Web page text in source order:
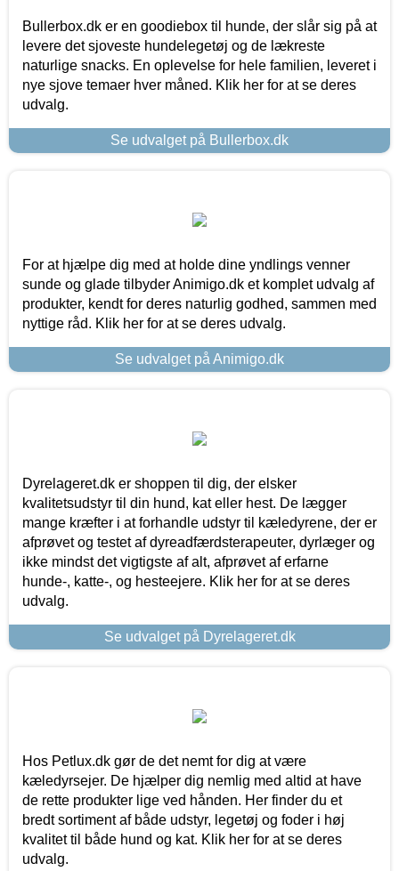
Bullerbox.dk er en goodiebox til hunde, der slår sig på at
levere det sjoveste hundelegetøj og de lækreste
naturlige snacks. En oplevelse for hele familien, leveret i
nye sjove temaer hver måned. Klik her for at se deres
udvalg.
Se udvalget på Bullerbox.dk
For at hjælpe dig med at holde dine yndlings venner
sunde og glade tilbyder Animigo.dk et komplet udvalg af
produkter, kendt for deres naturlig godhed, sammen med
nyttige råd. Klik her for at se deres udvalg.
Se udvalget på Animigo.dk
Dyrelageret.dk er shoppen til dig, der elsker
kvalitetsudstyr til din hund, kat eller hest. De lægger
mange kræfter i at forhandle udstyr til kæledyrene, der er
afprøvet og testet af dyreadfærdsterapeuter, dyrlæger og
ikke mindst det vigtigste af alt, afprøvet af erfarne
hunde-, katte-, og hesteejere. Klik her for at se deres
udvalg.
Se udvalget på Dyrelageret.dk
Hos Petlux.dk gør de det nemt for dig at være
kæledyrsejer. De hjælper dig nemlig med altid at have
de rette produkter lige ved hånden. Her finder du et
bredt sortiment af både udstyr, legetøj og foder i høj
kvalitet til både hund og kat. Klik her for at se deres
udvalg.